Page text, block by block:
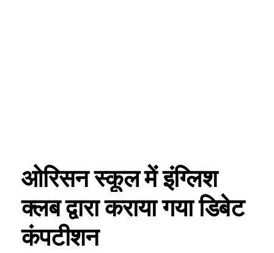
ओरिसन स्कूल में इंग्लिश
क्लब द्वारा कराया गया डिबेट
कंपटीशन